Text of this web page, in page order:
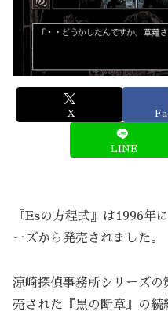
X
LINE
『Esの方程式』は1996年
ーズから発売されました。
涼崎探偵事務所シリーズ
売された『黒の断章』の続